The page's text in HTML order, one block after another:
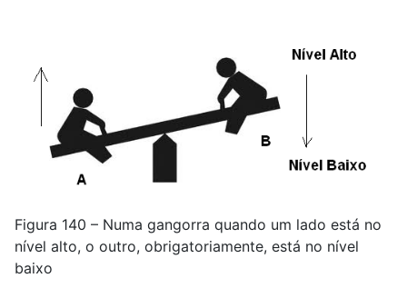
Figura 140 – Numa gangorra quando um lado está no
nível alto, o outro, obrigatoriamente, está no nível
baixo